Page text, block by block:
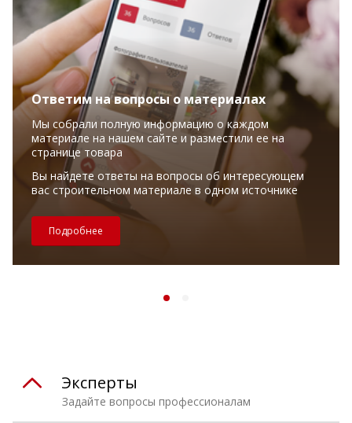
Ответим на вопросы о материалах
Мы собрали полную информацию о каждом
материале на нашем сайте и разместили ее на
странице товара
Вы найдете ответы на вопросы об интересующем
вас строительном материале в одном источнике
Подробнее
Задайте вопросы профессионалам
Эксперты